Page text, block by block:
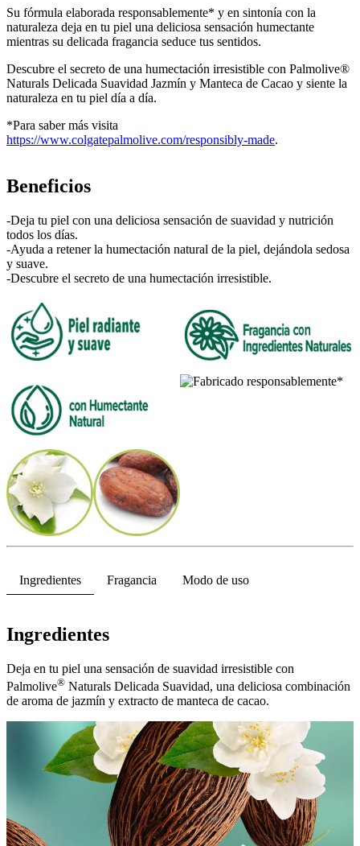
Su fórmula elaborada responsablemente* y en sintonía con la
naturaleza deja en tu piel una deliciosa sensación humectante
mientras su delicada fragancia seduce tus sentidos.
Descubre el secreto de una humectación irresistible con Palmolive®
Naturals Delicada Suavidad Jazmín y Manteca de Cacao y siente la
naturaleza en tu piel día a día.
*Para saber más visita
https://www.colgatepalmolive.com/responsibly-made.
Beneficios
-Deja tu piel con una deliciosa sensación de suavidad y nutrición
todos los días.
-Ayuda a retener la humectación natural de la piel, dejándola sedosa
y suave.
-Descubre el secreto de una humectación irresistible.
Ingredientes Fragancia Modo de uso
Ingredientes
Deja en tu piel una sensación de suavidad irresistible con
Palmolive® Naturals Delicada Suavidad, una deliciosa combinación
de aroma de jazmín y extracto de manteca de cacao.